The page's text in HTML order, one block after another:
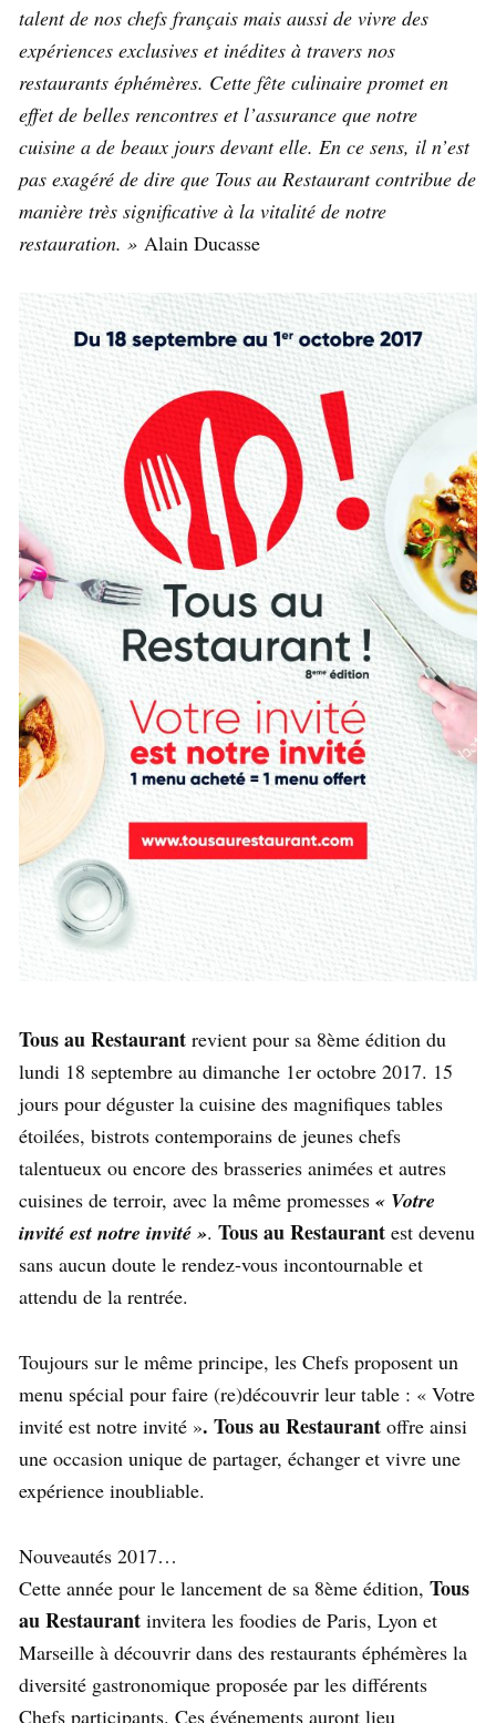
talent de nos chefs français mais aussi de vivre des
expériences exclusives et inédites à travers nos
restaurants éphémères. Cette fête culinaire promet en
effet de belles rencontres et l’assurance que notre
cuisine a de beaux jours devant elle. En ce sens, il n’est
pas exagéré de dire que Tous au Restaurant contribue de
manière très significative à la vitalité de notre
restauration. » Alain Ducasse
Tous au Restaurant revient pour sa 8ème édition du
lundi 18 septembre au dimanche 1er octobre 2017. 15
jours pour déguster la cuisine des magnifiques tables
étoilées, bistrots contemporains de jeunes chefs
talentueux ou encore des brasseries animées et autres
cuisines de terroir, avec la même promesses « Votre
invité est notre invité ». Tous au Restaurant est devenu
sans aucun doute le rendez-vous incontournable et
attendu de la rentrée.
Toujours sur le même principe, les Chefs proposent un
menu spécial pour faire (re)découvrir leur table : « Votre
invité est notre invité ». Tous au Restaurant offre ainsi
une occasion unique de partager, échanger et vivre une
expérience inoubliable.
Nouveautés 2017…
Cette année pour le lancement de sa 8ème édition, Tous
au Restaurant invitera les foodies de Paris, Lyon et
Marseille à découvrir dans des restaurants éphémères la
diversité gastronomique proposée par les différents
Chefs participants. Ces événements auront lieu